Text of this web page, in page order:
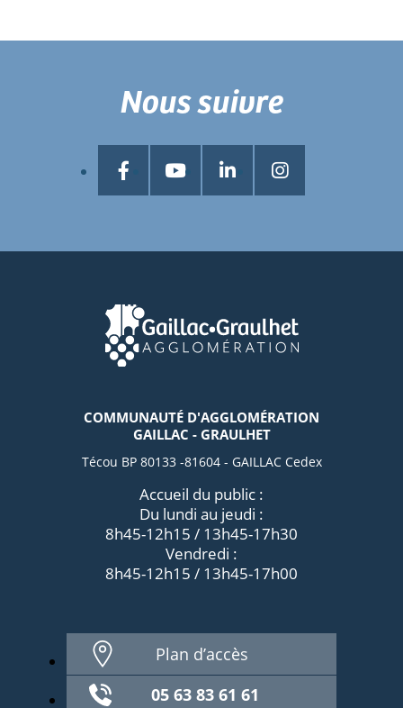
COMMUNAUTÉ D'AGGLOMÉRATION
GAILLAC - GRAULHET
Técou BP 80133 -81604 - GAILLAC Cedex
Accueil du public :
Du lundi au jeudi :
8h45-12h15 / 13h45-17h30
Vendredi :
8h45-12h15 / 13h45-17h00
Plan d’accès
05 63 83 61 61
Nous suivre